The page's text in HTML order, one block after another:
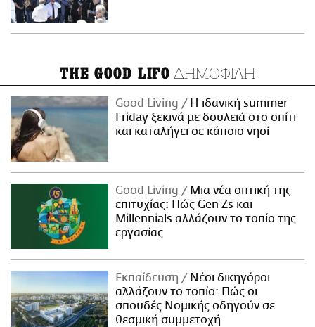
THE GOOD LIFO ΔΗΜΟΦΙΛΗ
Good Living
Η ιδανική summer
Friday ξεκινά με δουλειά στο σπίτι
και καταλήγει σε κάποιο νησί
Good Living
Μια νέα οπτική της
επιτυχίας: Πώς Gen Zs και
Millennials αλλάζουν το τοπίο της
εργασίας
Εκπαίδευση
Νέοι δικηγόροι
αλλάζουν το τοπίο: Πώς οι
σπουδές Νομικής οδηγούν σε
θεσμική συμμετοχή